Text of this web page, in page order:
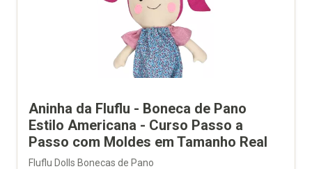
Aninha da Fluflu - Boneca de Pano
Estilo Americana - Curso Passo a
Passo com Moldes em Tamanho Real
Fluflu Dolls Bonecas de Pano